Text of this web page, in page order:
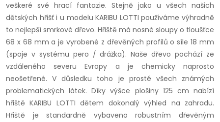
veškeré své hrací fantazie. Stejně jako u všech našich
dětských hřišť i u modelu KARIBU LOTTI používáme výhradně
to nejlepší smrkové dřevo. Hřiště má nosné sloupy o tloušťce
68 x 68 mm a je vyrobené z dřevěných profilů o síle 18 mm
(spoje v systému pero / drážka). Naše dřevo pochází ze
vzdáleného severu Evropy a je chemicky naprosto
neošetřené. V důsledku toho je prosté všech známých
problematických látek. Díky výšce plošiny 125 cm nabízí
hřiště KARIBU LOTTI dětem dokonalý výhled na zahradu.
Hřiště je standardně vybaveno robustním dřevěným